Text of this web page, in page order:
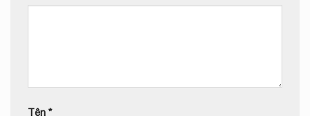
Tên *